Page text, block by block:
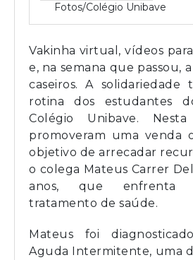
Fotos/Colégio Unibave
Vakinha virtual, vídeos
e, na semana que passou,
caseiros. A solidariedade
rotina dos estudantes
Colégio Unibave.
promoveram uma venda
objetivo de arrecadar
o colega Mateus Carrer
anos, que enfrenta
tratamento de saúde.
Mateus foi
Aguda Intermitente, uma